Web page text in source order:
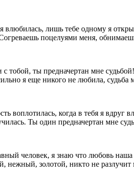
влюбилась, лишь тебе одному я
поцелуями меня,
тобой, ты предначертан мне
я еще никого не любила, судьба
воплотилась, когда в тебя я
Ты один предначертан мне
человек, я знаю что любовь
золотой, никто не разлучит